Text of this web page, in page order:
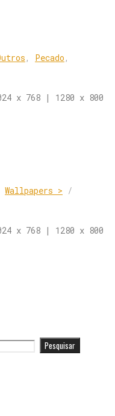
, Pecado ,
x 768 | 1280 x 800
Wallpapers > /
x 768 | 1280 x 800